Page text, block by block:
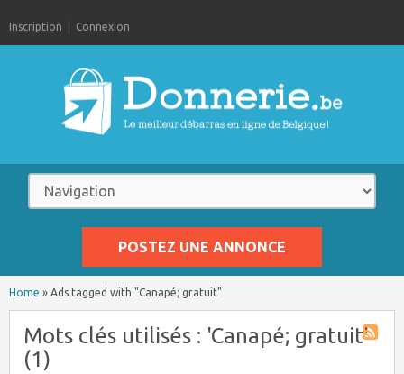
Inscription Connexion
POSTEZ UNE ANNONCE
Home » Ads tagged with "Canapé; gratuit"
Mots clés utilisés : 'Canapé; gratuit'
(1)